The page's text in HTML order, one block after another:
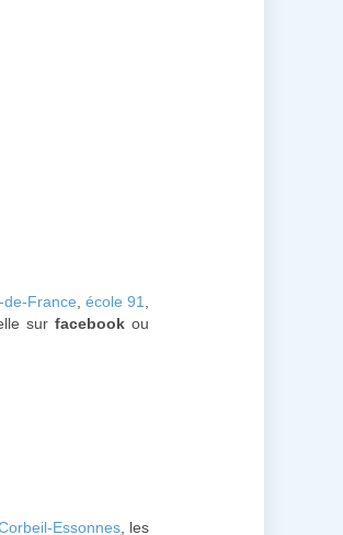
France école 91
surfacebook ou
Essonnes, les